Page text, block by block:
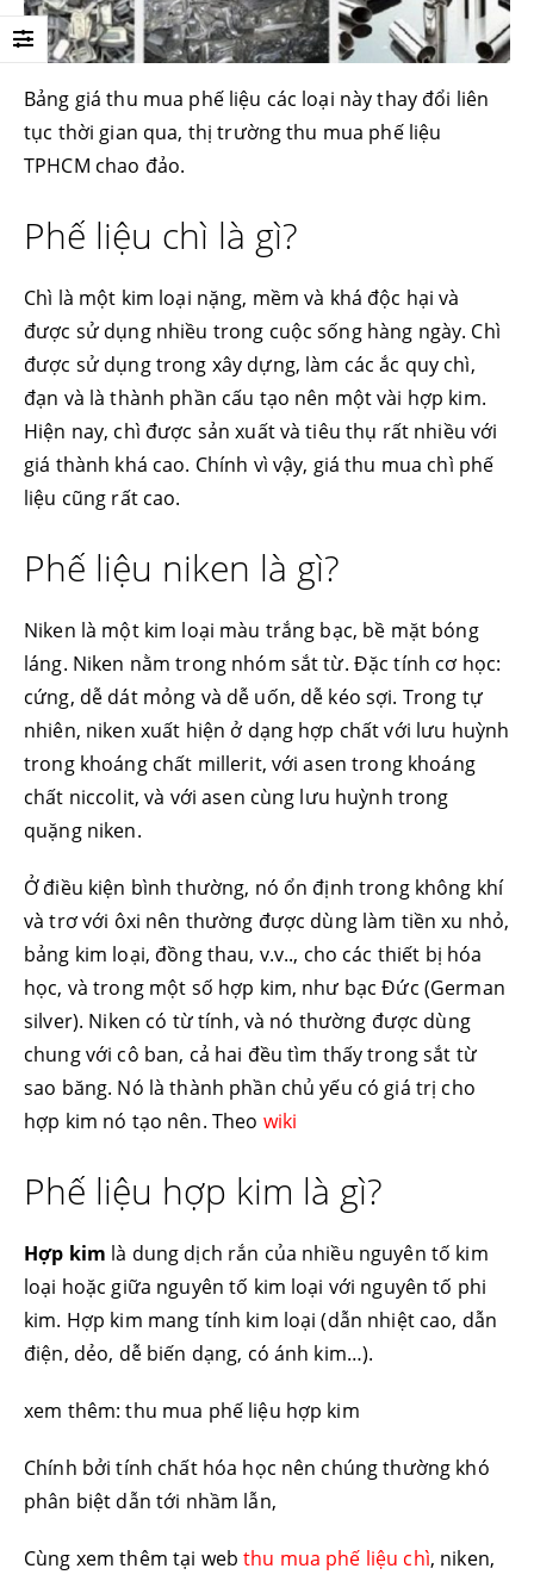
Bảng giá thu mua phế liệu các loại này thay đổi liên
tục thời gian qua, thị trường thu mua phế liệu
TPHCM chao đảo.
Phế liệu chì là gì?
Chì là một kim loại nặng, mềm và khá độc hại và
được sử dụng nhiều trong cuộc sống hàng ngày. Chì
được sử dụng trong xây dựng, làm các ắc quy chì,
đạn và là thành phần cấu tạo nên một vài hợp kim.
Hiện nay, chì được sản xuất và tiêu thụ rất nhiều với
giá thành khá cao. Chính vì vậy, giá thu mua chì phế
liệu cũng rất cao.
Phế liệu niken là gì?
Niken là một kim loại màu trắng bạc, bề mặt bóng
láng. Niken nằm trong nhóm sắt từ. Đặc tính cơ học:
cứng, dễ dát mỏng và dễ uốn, dễ kéo sợi. Trong tự
nhiên, niken xuất hiện ở dạng hợp chất với lưu huỳnh
trong khoáng chất millerit, với asen trong khoáng
chất niccolit, và với asen cùng lưu huỳnh trong
quặng niken.
Ở điều kiện bình thường, nó ổn định trong không khí
và trơ với ôxi nên thường được dùng làm tiền xu nhỏ,
bảng kim loại, đồng thau, v.v.., cho các thiết bị hóa
học, và trong một số hợp kim, như bạc Đức (German
silver). Niken có từ tính, và nó thường được dùng
chung với cô ban, cả hai đều tìm thấy trong sắt từ
sao băng. Nó là thành phần chủ yếu có giá trị cho
hợp kim nó tạo nên. Theo wiki
Phế liệu hợp kim là gì?
Hợp kim là dung dịch rắn của nhiều nguyên tố kim
loại hoặc giữa nguyên tố kim loại với nguyên tố phi
kim. Hợp kim mang tính kim loại (dẫn nhiệt cao, dẫn
điện, dẻo, dễ biến dạng, có ánh kim…).
xem thêm: thu mua phế liệu hợp kim
Chính bởi tính chất hóa học nên chúng thường khó
phân biệt dẫn tới nhầm lẫn,
Cùng xem thêm tại webthu mua phế liệu chì, niken,